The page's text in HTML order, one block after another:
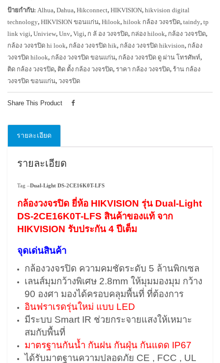
ป้ายกำกับ: Alhua, Dahua, Hikconnect, HIKVISION, hikvision digital
technology, HIKVISION ขอนแก่น, Hilook, hilook กล้อง วงจรปิด, taindy, tp
link vigi, Uniview, Unv, Vigi, ก ลั อง วงจรปิด, กล่อง hilook, กล้อง วงจรปิด,
กล้อง วงจรปิด hi look, กล้อง วงจรปิด hik, กล้อง วงจรปิด hikvision, กล้อง
วงจรปิด hilook, กล้อง วงจรปิด ขอนแก่น, กล้อง วงจรปิด ดู ผ่าน โทรศัพท์,
ติด กล้อง วงจรปิด, ติด ตั้ง กล้อง วงจรปิด, ราคา กล้อง วงจรปิด, ร้าน กล้อง
วงจรปิด ขอนแก่น, วงจรปิด
Share This Product
รายละเอียด
รายละเอียด
Tag –Dual-Light DS-2CE16K0T-LFS
กล้องวงจรปิด ยี่ห้อ HIKVISION รุ่น Dual-Light
DS-2CE16K0T-LFS สินค้าของแท้ จาก
HIKVISION รับประกัน 4 ปีเต็ม
จุดเด่นสินค้า
กล้องวงจรปิด ความคมชัดระดับ 5 ล้านพิกเซล
เลนส์มุมกว้างพิเศษ 2.8mm ให้มุมมองมุม กว้าง
90 องศา มองได้ครอบคลุมพื้นที่ ที่ต้องการ
อินฟราเรดรุ่นใหม่ แบบ LED
มีระบบ Smart IR ช่วยกระจายแสงให้เหมาะ
สมกับพื้นที่
มาตรฐานกันน้ำ กันฝน กันฝุ่น กันแดด IP67
ได้รับมาตฐานความปลอดภัย CE , FCC , UL